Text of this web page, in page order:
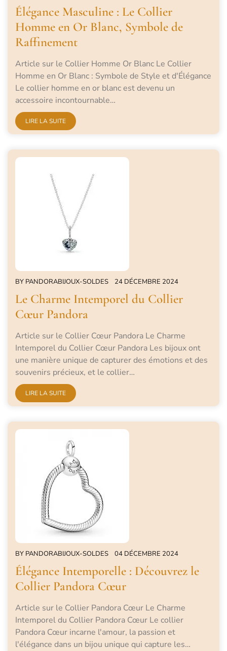
Élégance Masculine : Le Collier
Homme en Or Blanc, Symbole de
Raffinement
Article sur le Collier Homme Or Blanc Le Collier
Homme en Or Blanc : Symbole de Style et d'Élégance
Le collier homme en or blanc est devenu un
accessoire incontournable…
LIRE LA SUITE
BY PANDORABIJOUX-SOLDES 24 DÉCEMBRE 2024
Le Charme Intemporel du Collier
Cœur Pandora
Article sur le Collier Cœur Pandora Le Charme
Intemporel du Collier Cœur Pandora Les bijoux ont
une manière unique de capturer des émotions et des
souvenirs précieux, et le collier…
LIRE LA SUITE
BY PANDORABIJOUX-SOLDES 04 DÉCEMBRE 2024
Élégance Intemporelle : Découvrez le
Collier Pandora Cœur
Article sur le Collier Pandora Cœur Le Charme
Intemporel du Collier Pandora Cœur Le collier
Pandora Cœur incarne l'amour, la passion et
l'élégance dans un bijou unique qui capture les…